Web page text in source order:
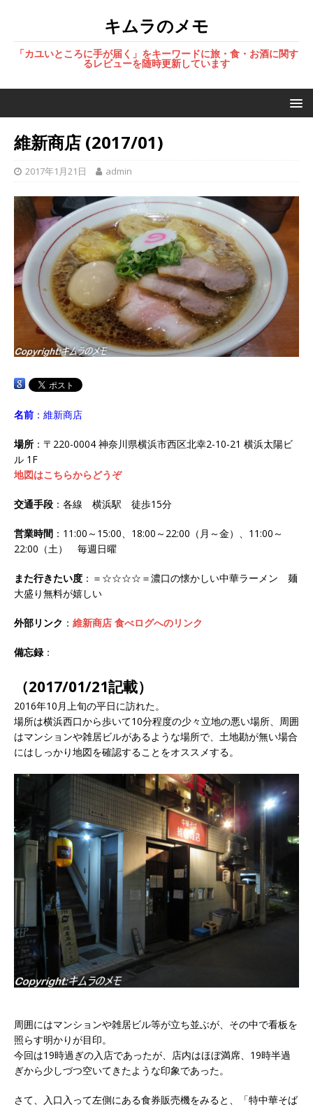
キムラのメモ
「カユいところに手が届く」をキーワードに旅・食・お酒に関す
るレビューを随時更新しています
維新商店 (2017/01)
2017年1月21日 admin
名前 ：維新商店
場所 ：〒220-0004 神奈川県横浜市西区北幸2-10-21 横浜太陽ビ
ル 1F
地図はこちらからどうぞ
交通手段 ：各線 横浜駅 徒歩15分
営業時間 ：11:00～15:00、18:00～22:00（月～金）、11:00～
22:00（土） 毎週日曜
また行きたい度 ：＝☆☆☆☆＝濃口の懐かしい中華ラーメン 麺
大盛り無料が嬉しい
外部リンク ： 維新商店 食べログへのリンク
備忘録 ：
（2017/01/21記載）
2016年10月上旬の平日に訪れた。
場所は横浜西口から歩いて10分程度の少々立地の悪い場所、周囲
はマンションや雑居ビルがあるような場所で、土地勘が無い場合
にはしっかり地図を確認することをオススメする。
周囲にはマンションや雑居ビル等が立ち並ぶが、その中で看板を
照らす明かりが目印。
今回は19時過ぎの入店であったが、店内はほぼ満席、19時半過
ぎから少しづつ空いてきたような印象であった。
さて、入口入って左側にある食券販売機をみると、「特中華そば